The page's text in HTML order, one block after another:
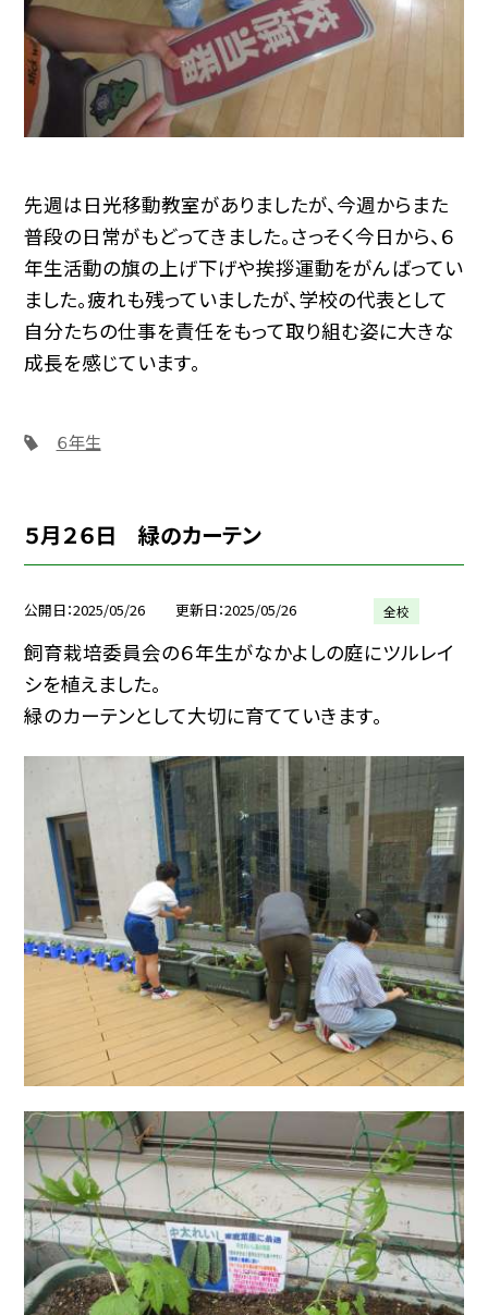
先週は日光移動教室がありましたが、今週からまた
普段の日常がもどってきました。さっそく今日から、６
年生活動の旗の上げ下げや挨拶運動をがんばってい
ました。疲れも残っていましたが、学校の代表として
自分たちの仕事を責任をもって取り組む姿に大きな
成長を感じています。
６年生
５月２６日 緑のカーテン
公開日 2025/05/26 更新日 2025/05/26 全校
飼育栽培委員会の６年生がなかよしの庭にツルレイ
シを植えました。
緑のカーテンとして大切に育てていきます。